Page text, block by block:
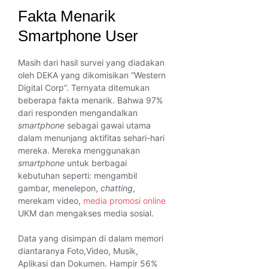
Fakta Menarik
Smartphone User
Masih dari hasil survei yang diadakan
oleh DEKA yang dikomisikan “Western
Digital Corp”. Ternyata ditemukan
beberapa fakta menarik. Bahwa 97%
dari responden mengandalkan
smartphone sebagai gawai utama
dalam menunjang aktifitas sehari-hari
mereka. Mereka menggunakan
smartphone untuk berbagai
kebutuhan seperti: mengambil
gambar, menelepon, chatting,
merekam video, media promosi online
UKM dan mengakses media sosial.
Data yang disimpan di dalam memori
diantaranya Foto,Video, Musik,
Aplikasi dan Dokumen. Hampir 56%